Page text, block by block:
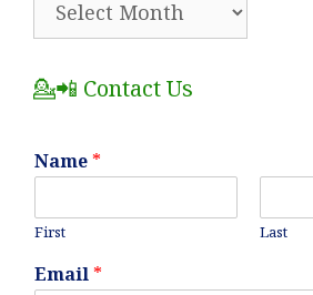
💁📲 Contact Us
Name *
First Last
Email *